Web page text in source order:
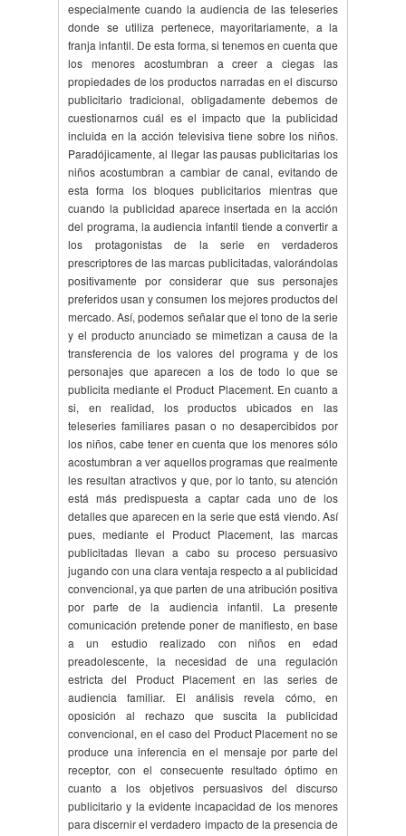
especialmente cuando la audiencia de las teleseries
donde se utiliza pertenece, mayoritariamente, a la
franja infantil. De esta forma, si tenemos en cuenta que
los menores acostumbran a creer a ciegas las
propiedades de los productos narradas en el discurso
publicitario tradicional, obligadamente debemos de
cuestionarnos cuál es el impacto que la publicidad
incluida en la acción televisiva tiene sobre los niños.
Paradójicamente, al llegar las pausas publicitarias los
niños acostumbran a cambiar de canal, evitando de
esta forma los bloques publicitarios mientras que
cuando la publicidad aparece insertada en la acción
del programa, la audiencia infantil tiende a convertir a
los protagonistas de la serie en verdaderos
prescriptores de las marcas publicitadas, valorándolas
positivamente por considerar que sus personajes
preferidos usan y consumen los mejores productos del
mercado. Así, podemos señalar que el tono de la serie
y el producto anunciado se mimetizan a causa de la
transferencia de los valores del programa y de los
personajes que aparecen a los de todo lo que se
publicita mediante el Product Placement. En cuanto a
si, en realidad, los productos ubicados en las
teleseries familiares pasan o no desapercibidos por
los niños, cabe tener en cuenta que los menores sólo
acostumbran a ver aquellos programas que realmente
les resultan atractivos y que, por lo tanto, su atención
está más predispuesta a captar cada uno de los
detalles que aparecen en la serie que está viendo. Así
pues, mediante el Product Placement, las marcas
publicitadas llevan a cabo su proceso persuasivo
jugando con una clara ventaja respecto a al publicidad
convencional, ya que parten de una atribución positiva
por parte de la audiencia infantil. La presente
comunicación pretende poner de manifiesto, en base
a un estudio realizado con niños en edad
preadolescente, la necesidad de una regulación
estricta del Product Placement en las series de
audiencia familiar. El análisis revela cómo, en
oposición al rechazo que suscita la publicidad
convencional, en el caso del Product Placement no se
produce una inferencia en el mensaje por parte del
receptor, con el consecuente resultado óptimo en
cuanto a los objetivos persuasivos del discurso
publicitario y la evidente incapacidad de los menores
para discernir el verdadero impacto de la presencia de